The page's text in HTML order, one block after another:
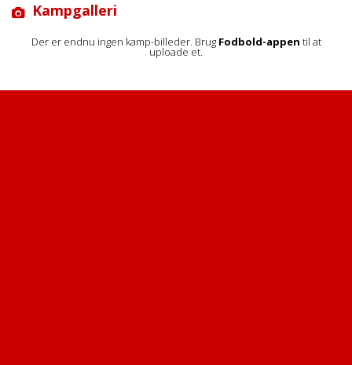
Kampgalleri
Der er endnu ingen kamp-billeder. Brug Fodbold-appen til at
uploade et.